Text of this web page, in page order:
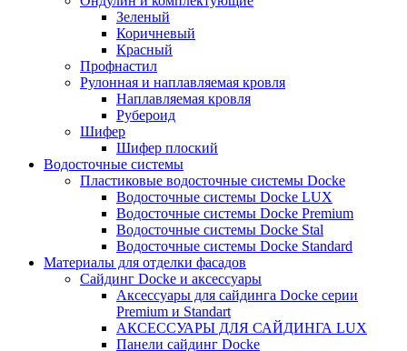
Зеленый
Коричневый
Красный
Профнастил
Рулонная и наплавляемая кровля
Наплавляемая кровля
Рубероид
Шифер
Шифер плоский
Водосточные системы
Пластиковые водосточные системы Docke
Водосточные системы Docke LUX
Водосточные системы Docke Premium
Водосточные системы Docke Stal
Водосточные системы Docke Standard
Материалы для отделки фасадов
Сайдинг Docke и аксессуары
Аксессуары для сайдинга Docke серии
Premium и Standart
АКСЕССУАРЫ ДЛЯ САЙДИНГА LUX
Панели сайдинг Docke